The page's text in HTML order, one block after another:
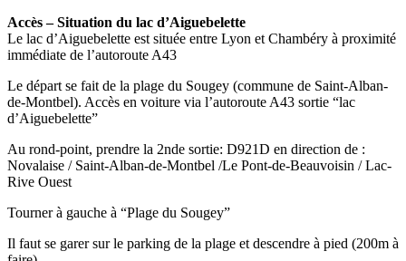
Accès – Situation du lac d’Aiguebelette
Le lac d’Aiguebelette est située entre Lyon et Chambéry à proximité
immédiate de l’autoroute A43
Le départ se fait de la plage du Sougey (commune de Saint-Alban-
de-Montbel). Accès en voiture via l’autoroute A43 sortie “lac
d’Aiguebelette”
Au rond-point, prendre la 2nde sortie: D921D en direction de :
Novalaise / Saint-Alban-de-Montbel /Le Pont-de-Beauvoisin / Lac-
Rive Ouest
Tourner à gauche à “Plage du Sougey”
Il faut se garer sur le parking de la plage et descendre à pied (200m à